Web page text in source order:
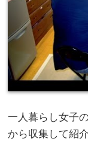
一人暮らし女子
から収集して紹